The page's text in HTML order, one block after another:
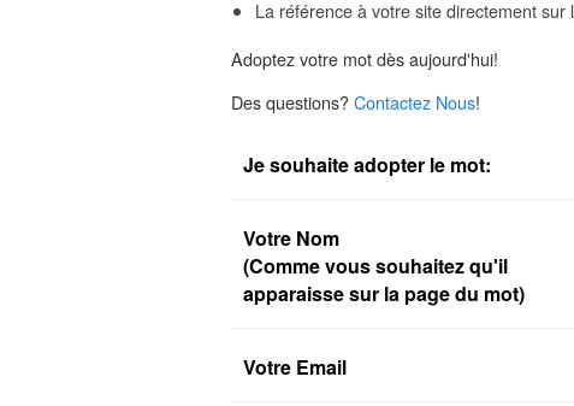
La référence à votre site directement sur
Adoptez votre mot dès aujourd'hui!
Des questions?Contactez Nous!
Je souhaite adopter le mot:
Votre Nom
(Comme vous souhaitez qu'il
apparaisse sur la page du mot)
Votre Email